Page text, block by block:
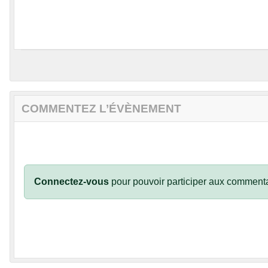
COMMENTEZ L’ÉVÈNEMENT
Connectez-vous pour pouvoir participer aux